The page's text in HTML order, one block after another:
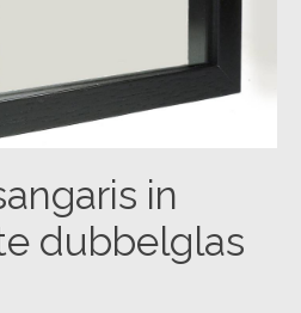
in
dubbelglas